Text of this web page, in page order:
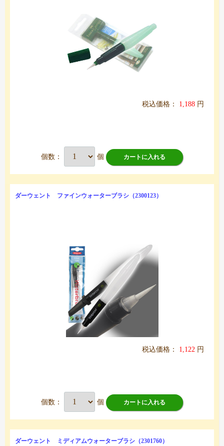
税込価格： 1,188 円
個数： 個 カートに入れる
ダーウェント ファインウォーターブラシ（2300123）
税込価格： 1,122 円
個数： 個 カートに入れる
ダーウェント ミディアムウォーターブラシ（2301760）